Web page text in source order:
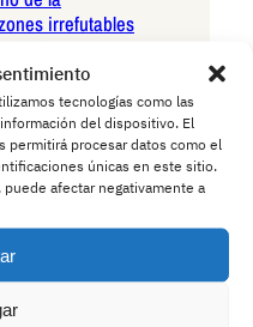
tecnologías como las
del dispositivo. El
procesar datos como el
únicas en este sitio.
afectar negativamente a
irrefutables
existencial:
para votar
histórico: las
votar
elecciones